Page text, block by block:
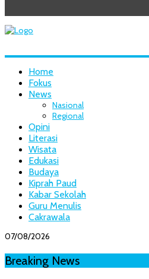
Home
Fokus
News
Nasional
Regional
Opini
Literasi
Wisata
Edukasi
Budaya
Kiprah Paud
Kabar Sekolah
Guru Menulis
Cakrawala
07/08/2026
Breaking News